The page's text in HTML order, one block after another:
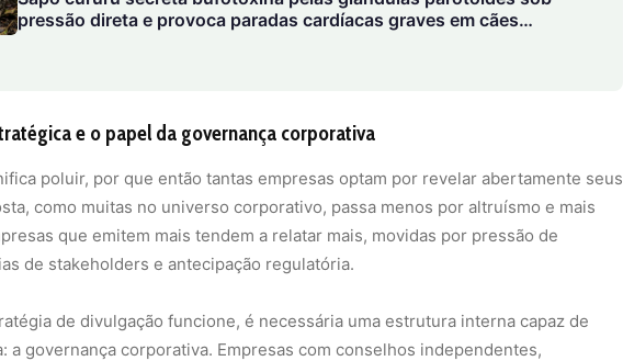
pressão direta e provoca paradas cardíacas graves em cães
e o papel da governança corporativa
poluir, por que então tantas empresas optam por revelar abertamente seus
como muitas no universo corporativo, passa menos por altruísmo e mais
que emitem mais tendem a relatar mais, movidas por pressão de
de stakeholders e antecipação regulatória.
de divulgação funcione, é necessária uma estrutura interna capaz de
a governança corporativa. Empresas com conselhos independentes,